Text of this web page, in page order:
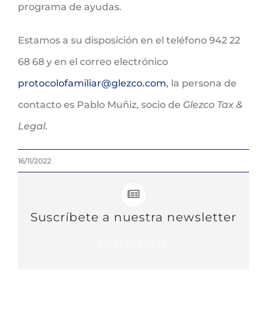
programa de ayudas.
Estamos a su disposición en el teléfono 942 22
68 68 y en el correo electrónico
protocolofamiliar@glezco.com, la persona de
contacto es Pablo Muñiz, socio de Glezco Tax &
Legal.
16/11/2022
Suscríbete a nuestra newsletter